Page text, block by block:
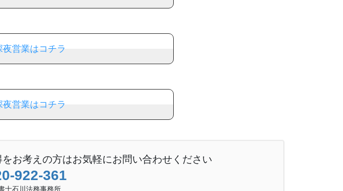
営業はコチラ
営業はコチラ
お考えの方はお気軽にお問い合わせください
922-361
士石川法務事務所